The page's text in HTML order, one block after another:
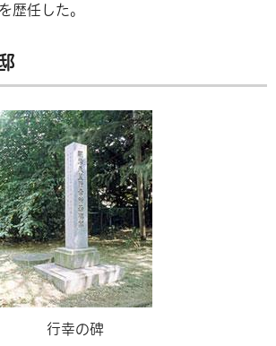
歴任した。
行幸の碑